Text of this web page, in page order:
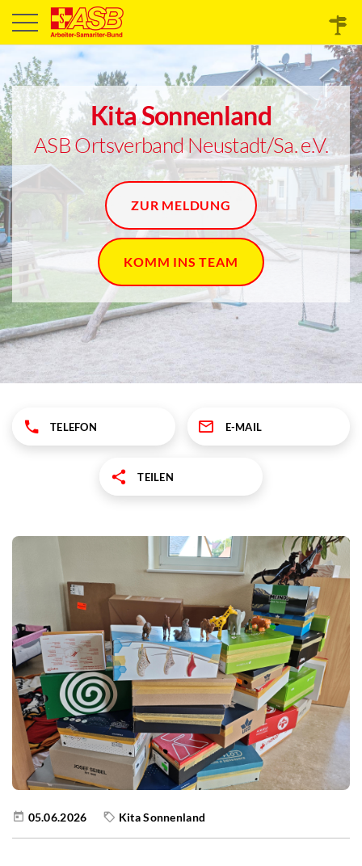
Kita Sonnenland
ASB Ortsverband Neustadt/Sa. e.V.
ZUR MELDUNG
KOMM INS TEAM
TELEFON E-MAIL
TEILEN
05.06.2026 Kita Sonnenland